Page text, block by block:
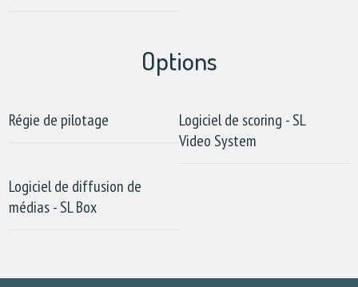
Options
Régie de pilotage
Logiciel de scoring - SL
Video System
Logiciel de diffusion de
médias - SL Box